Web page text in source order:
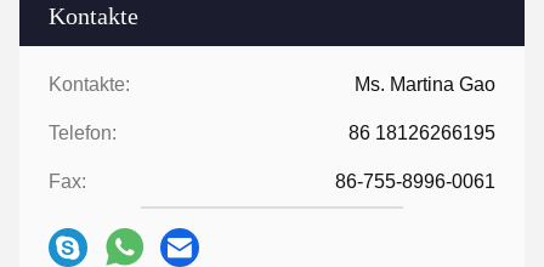
Kontakte
Kontakte: Ms. Martina Gao
Telefon: 86 18126266195
Fax: 86-755-8996-0061